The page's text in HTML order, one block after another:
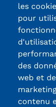
Votre
Sujet
Message
les
pour
des
web et
contenu